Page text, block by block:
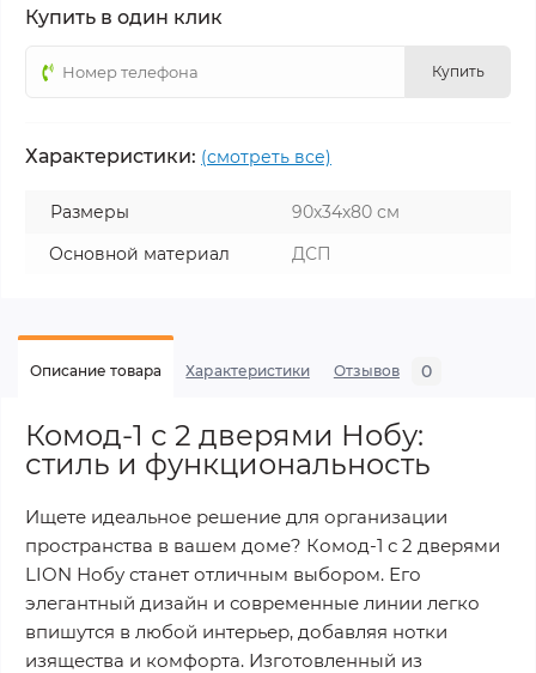
Купить в один клик
Купить
Характеристики: (смотреть все)
Размеры
90х34х80 см
Основной материал
ДСП
Описание товара Характеристики Отзывов 0
Комод-1 с 2 дверями Нобу:
стиль и функциональность
Ищете идеальное решение для организации
пространства в вашем доме? Комод-1 с 2 дверями
LION Нобу станет отличным выбором. Его
элегантный дизайн и современные линии легко
впишутся в любой интерьер, добавляя нотки
изящества и комфорта. Изготовленный из